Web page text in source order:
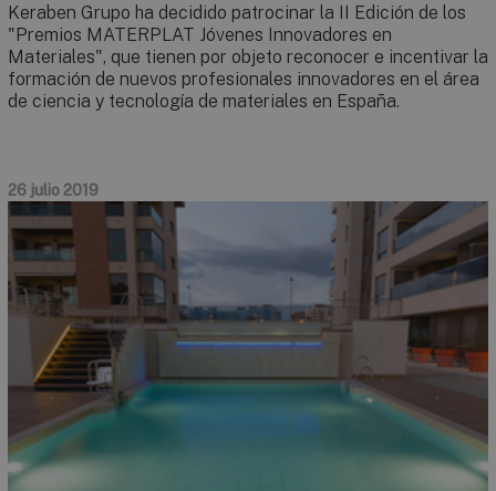
Keraben Grupo ha decidido patrocinar la II Edición de los
"Premios MATERPLAT Jóvenes Innovadores en
Materiales", que tienen por objeto reconocer e incentivar la
formación de nuevos profesionales innovadores en el área
de ciencia y tecnología de materiales en España.
26 julio 2019